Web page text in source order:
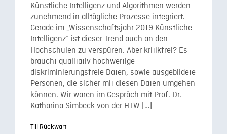
Künstliche Intelligenz und Algorithmen werden
zunehmend in alltägliche Prozesse integriert.
Gerade im „Wissenschaftsjahr 2019 Künstliche
Intelligenz“ ist dieser Trend auch an den
Hochschulen zu verspüren. Aber kritikfrei? Es
braucht qualitativ hochwertige
diskriminierungsfreie Daten, sowie ausgebildete
Personen, die sicher mit diesen Daten umgehen
können. Wir waren im Gespräch mit Prof. Dr.
Katharina Simbeck von der HTW […]
Till Rückwart